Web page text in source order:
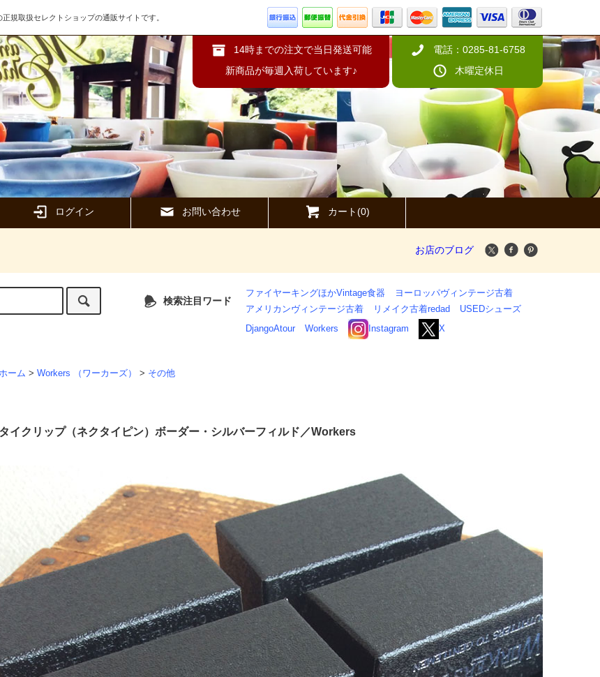
規取扱セレクトショップの通販サイトです。
14時までの注文で当日発送可能
新商品が毎週入荷しています♪
電話：0285-81-6758
木曜定休日
ログイン お問い合わせ カート(0)
お店のブログ
検索注目ワード
ファイヤーキングほかVintage食器
ヨーロッパヴィンテージ古着
アメリカンヴィンテージ古着
リメイク古着redad
USEDシューズ
DjangoAtour
Workers Instagram X
ーム > Workers （ワーカーズ） > その他
タイクリップ（ネクタイピン）ボーダー・シルバーフィルド／Workers